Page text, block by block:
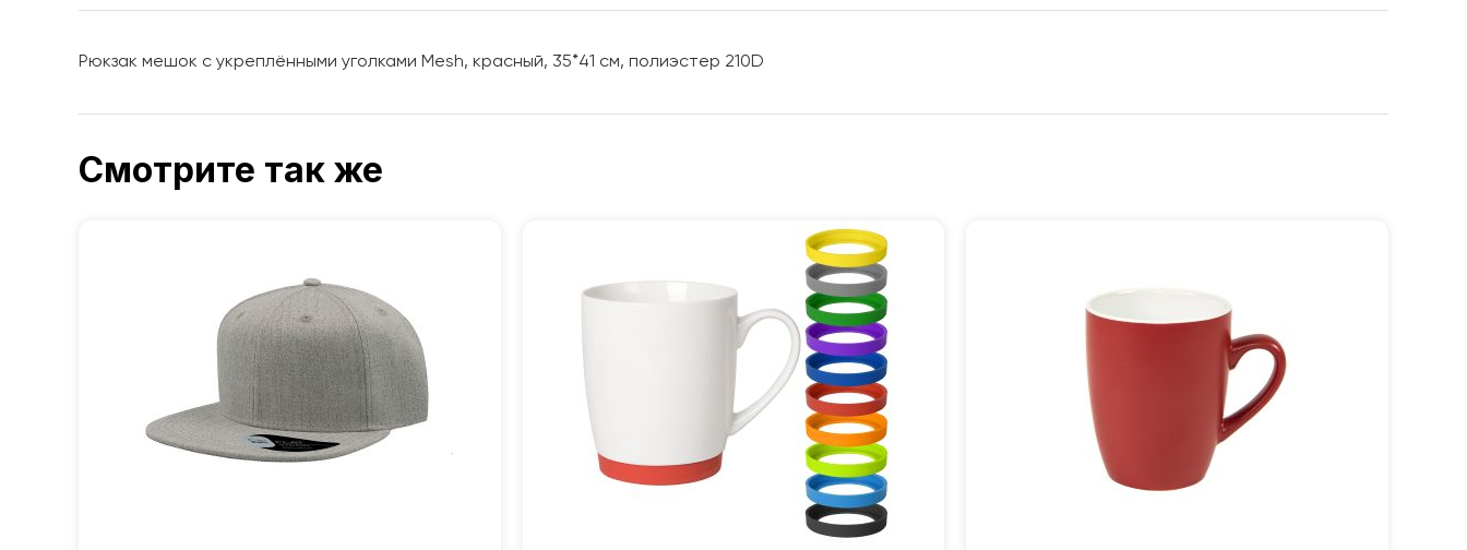
Рюкзак мешок с укреплёнными уголками Mesh, красный, 35*41 см, полиэстер 210D
Смотрите так же